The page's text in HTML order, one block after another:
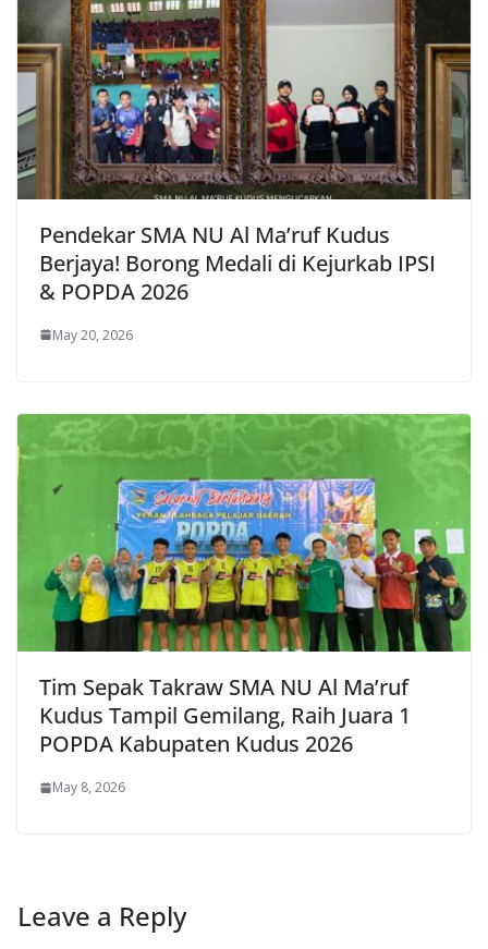
Pendekar SMA NU Al Ma’ruf Kudus
Berjaya! Borong Medali di Kejurkab IPSI
& POPDA 2026
May 20, 2026
Tim Sepak Takraw SMA NU Al Ma’ruf
Kudus Tampil Gemilang, Raih Juara 1
POPDA Kabupaten Kudus 2026
May 8, 2026
Leave a Reply